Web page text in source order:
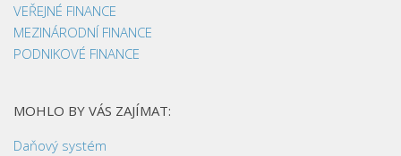
VEŘEJNÉ FINANCE
MEZINÁRODNÍ FINANCE
PODNIKOVÉ FINANCE
MOHLO BY VÁS ZAJÍMAT:
Daňový systém